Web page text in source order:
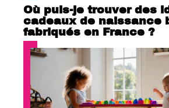
Où puis-je trouver des
cadeaux de naissance
fabriqués en France ?